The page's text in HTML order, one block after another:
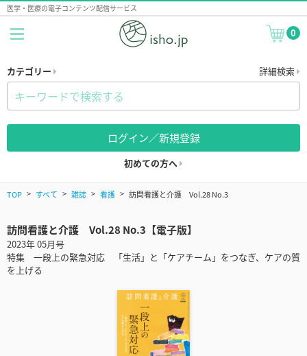
医学・医療の電子コンテンツ配信サービス
0
カテゴリー 詳細検索
ログイン／新規登録
初めての方へ
TOP すべて 雑誌 看護 訪問看護と介護 Vol.28 No.3
訪問看護と介護 Vol.28 No.3【電子版】
2023年 05月号
特集 一段上の緊急対応 「生活」と「ケアチーム」をつなぎ、ケアの質
を上げる